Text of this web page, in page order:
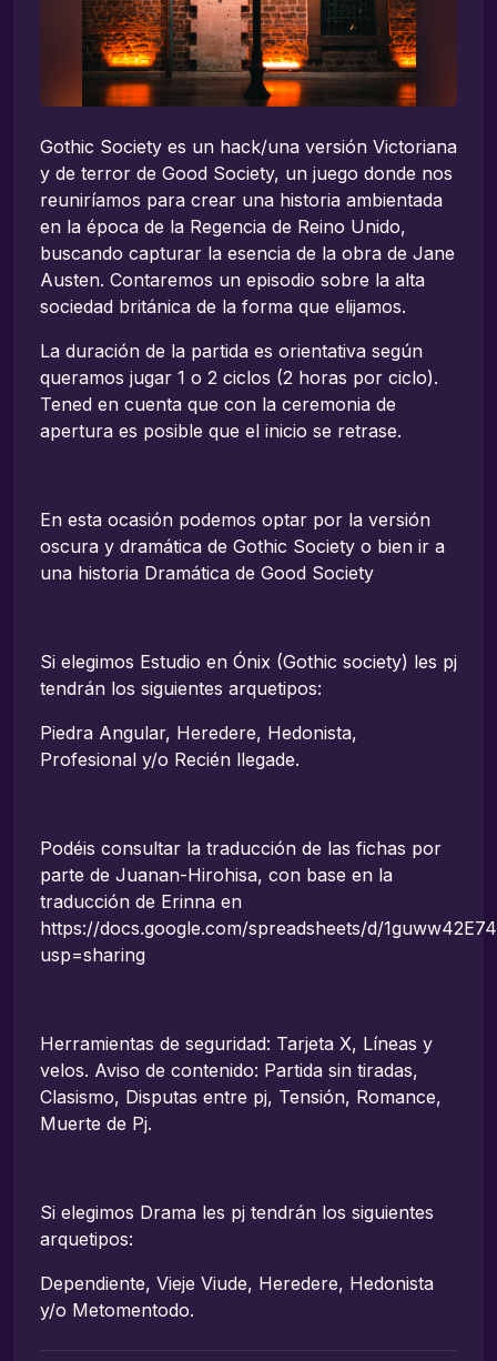
Gothic Society es un hack/una versión Victoriana
y de terror de Good Society, un juego donde nos
reuniríamos para crear una historia ambientada
en la época de la Regencia de Reino Unido,
buscando capturar la esencia de la obra de Jane
Austen. Contaremos un episodio sobre la alta
sociedad británica de la forma que elijamos.
La duración de la partida es orientativa según
queramos jugar 1 o 2 ciclos (2 horas por ciclo).
Tened en cuenta que con la ceremonia de
apertura es posible que el inicio se retrase.
En esta ocasión podemos optar por la versión
oscura y dramática de Gothic Society o bien ir a
una historia Dramática de Good Society
Si elegimos Estudio en Ónix (Gothic society) les pj
tendrán los siguientes arquetipos:
Piedra Angular, Heredere, Hedonista,
Profesional y/o Recién llegade.
Podéis consultar la traducción de las fichas por
parte de Juanan-Hirohisa, con base en la
traducción de Erinna en
https://docs.google.com/spreadsheets/d/
usp=sharing
Herramientas de seguridad: Tarjeta X, Líneas y
velos. Aviso de contenido: Partida sin tiradas,
Clasismo, Disputas entre pj, Tensión, Romance,
Muerte de Pj.
Si elegimos Drama les pj tendrán los siguientes
arquetipos:
Dependiente, Vieje Viude, Heredere, Hedonista
y/o Metomentodo.